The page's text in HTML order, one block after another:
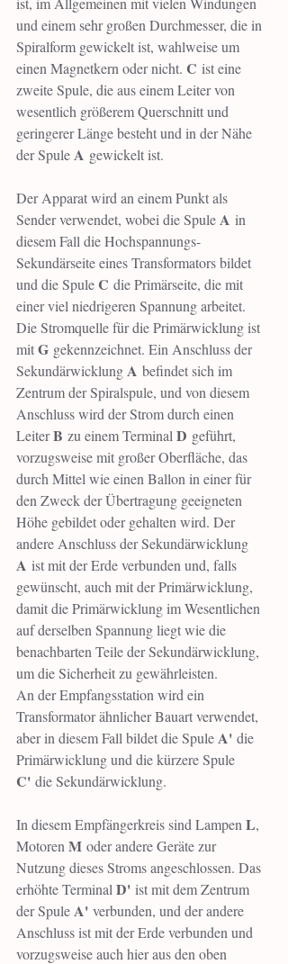
und einem sehr großen Durchmesser, die in
Spiralform gewickelt ist, wahlweise um
einen Magnetkern oder nicht. C ist eine
zweite Spule, die aus einem Leiter von
wesentlich größerem Querschnitt und
geringerer Länge besteht und in der Nähe
der Spule A gewickelt ist.
Der Apparat wird an einem Punkt als
Sender verwendet, wobei die Spule A in
diesem Fall die Hochspannungs-
Sekundärseite eines Transformators bildet
und die Spule C die Primärseite, die mit
einer viel niedrigeren Spannung arbeitet.
Die Stromquelle für die Primärwicklung ist
mit G gekennzeichnet. Ein Anschluss der
Sekundärwicklung A befindet sich im
Zentrum der Spiralspule, und von diesem
Anschluss wird der Strom durch einen
Leiter B zu einem Terminal D geführt,
vorzugsweise mit großer Oberfläche, das
durch Mittel wie einen Ballon in einer für
den Zweck der Übertragung geeigneten
Höhe gebildet oder gehalten wird. Der
andere Anschluss der Sekundärwicklung
A ist mit der Erde verbunden und, falls
gewünscht, auch mit der Primärwicklung,
damit die Primärwicklung im Wesentlichen
auf derselben Spannung liegt wie die
benachbarten Teile der Sekundärwicklung,
um die Sicherheit zu gewährleisten.
An der Empfangsstation wird ein
Transformator ähnlicher Bauart verwendet,
aber in diesem Fall bildet die Spule A' die
Primärwicklung und die kürzere Spule
C' die Sekundärwicklung.
In diesem Empfängerkreis sind Lampen L,
Motoren M oder andere Geräte zur
Nutzung dieses Stroms angeschlossen. Das
erhöhte Terminal D' ist mit dem Zentrum
der Spule A' verbunden, und der andere
Anschluss ist mit der Erde verbunden und
vorzugsweise auch hier aus den oben